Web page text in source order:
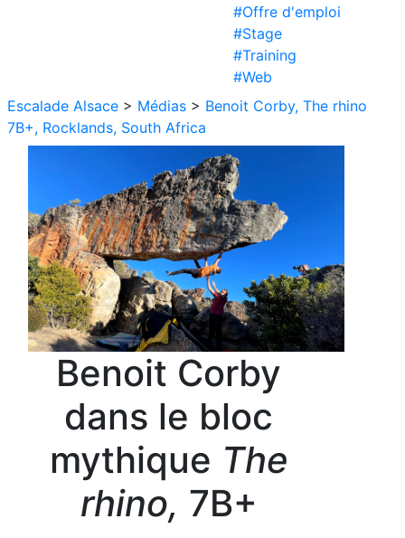
#Offre d'emploi
#Stage
#Training
#Web
Escalade Alsace > Médias > Benoit Corby, The rhino
7B+, Rocklands, South Africa
Benoit Corby
dans le bloc
mythique The
rhino, 7B+